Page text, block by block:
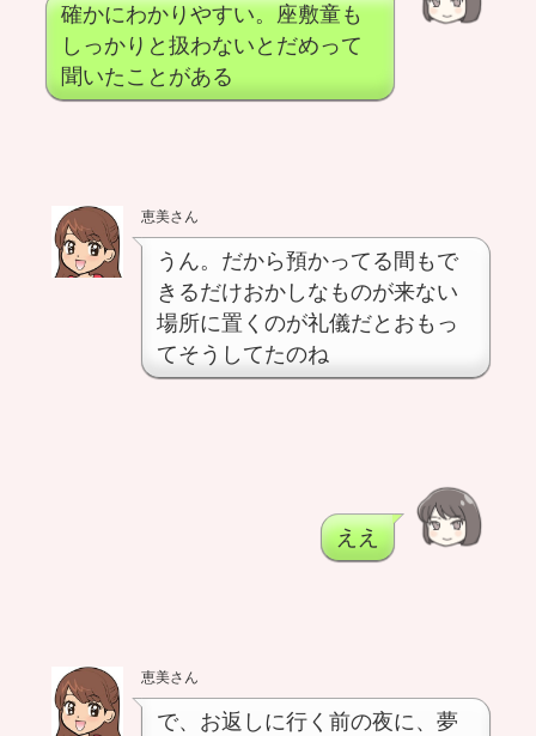
確かにわかりやすい。座敷童も
しっかりと扱わないとだめって
聞いたことがある
恵美さん
うん。だから預かってる間もで
きるだけおかしなものが来ない
場所に置くのが礼儀だとおもっ
てそうしてたのね
ええ
恵美さん
で、お返しに行く前の夜に、夢